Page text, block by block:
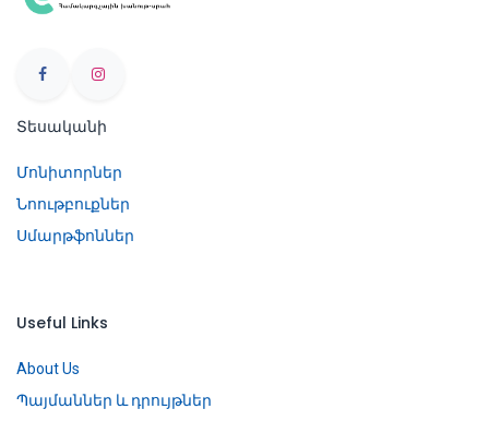
Տեսականի
Մոնիտորներ
Նոութբուքներ
Սմարթֆոններ
Useful Links
About Us
Պայմաններ և դրույթներ